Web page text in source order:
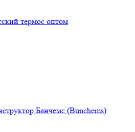
термос оптом
Банчемс (Bunchems)